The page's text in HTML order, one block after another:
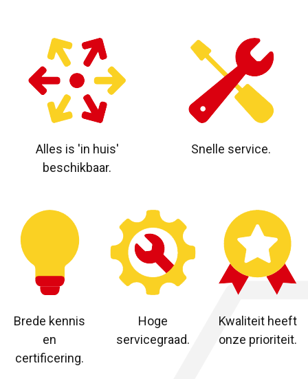
Alles is 'in huis'
beschikbaar.
Snelle service.
Brede kennis
en
certificering.
Hoge
servicegraad.
Kwaliteit heeft
onze prioriteit.